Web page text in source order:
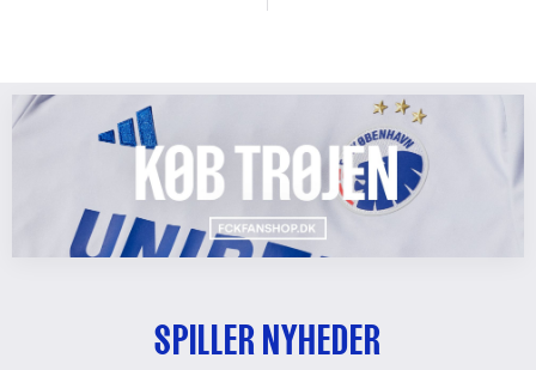
SPILLER NYHEDER